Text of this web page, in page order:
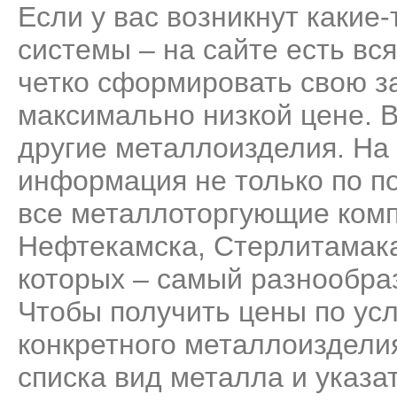
Если у вас возникнут
системы – на сайте есть
четко сформировать свою
максимально низкой цене.
другие металлоизделия.
информация не только по
все металлоторгующие
Нефтекамска,
которых – самый
Чтобы получить цены по
конкретного
списка вид металла и